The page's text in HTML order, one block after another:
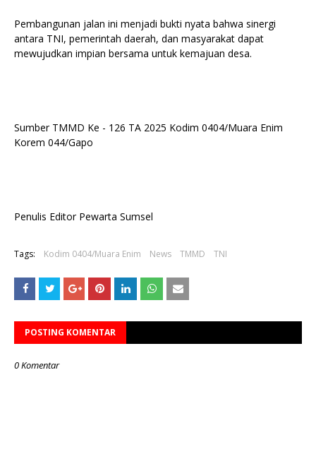
Pembangunan jalan ini menjadi bukti nyata bahwa sinergi
antara TNI, pemerintah daerah, dan masyarakat dapat
mewujudkan impian bersama untuk kemajuan desa.
Sumber TMMD Ke - 126 TA 2025 Kodim 0404/Muara Enim
Korem 044/Gapo
Penulis Editor Pewarta Sumsel
Tags: Kodim 0404/Muara Enim News TMMD TNI
POSTING KOMENTAR
0 Komentar